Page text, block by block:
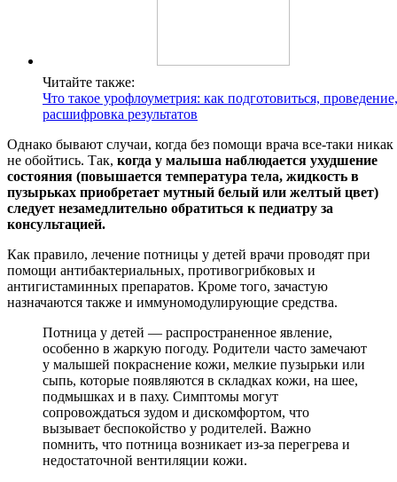
Читайте также:
Что такое урофлоуметрия: как подготовиться, проведение,
расшифровка результатов
Однако бывают случаи, когда без помощи врача все-таки никак
не обойтись. Так, когда у малыша наблюдается ухудшение
состояния (повышается температура тела, жидкость в
пузырьках приобретает мутный белый или желтый цвет)
следует незамедлительно обратиться к педиатру за
консультацией.
Как правило, лечение потницы у детей врачи проводят при
помощи антибактериальных, противогрибковых и
антигистаминных препаратов. Кроме того, зачастую
назначаются также и иммуномодулирующие средства.
Потница у детей — распространенное явление,
особенно в жаркую погоду. Родители часто замечают
у малышей покраснение кожи, мелкие пузырьки или
сыпь, которые появляются в складках кожи, на шее,
подмышках и в паху. Симптомы могут
сопровождаться зудом и дискомфортом, что
вызывает беспокойство у родителей. Важно
помнить, что потница возникает из-за перегрева и
недостаточной вентиляции кожи.